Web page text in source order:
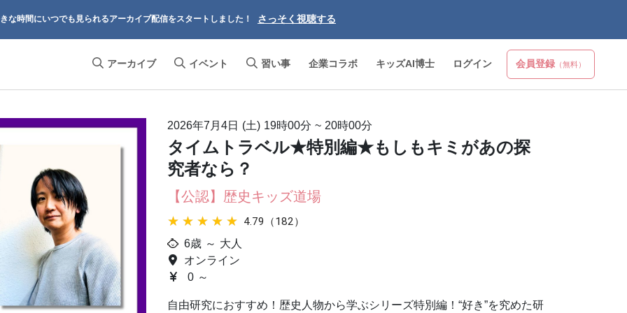
な時間にいつでも見られるアーカイブ配信をスタートしました！ さっそく視聴する
アーカイブ イベント 習い事 企業コラボ キッズAI博士 ログイン 会員登録（無料）
2026年7月4日 (土) 19時00分 ~20時00分
タイムトラベル★特別編★もしもキミがあの探
究者なら？
【公認】歴史キッズ道場
★★★★★
★★★★★ 4.79（182）
6歳 ～ 大人
オンライン
0 ～
自由研究におすすめ！歴史人物から学ぶシリーズ特別編！“好き”を究めた研